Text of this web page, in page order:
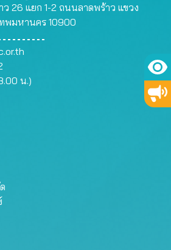
ว 26 แยก 1-2 ถนนลาดพร้าว แขวง
ทพมหานคร 10900
น.)